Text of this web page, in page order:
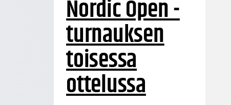
Nordic Open -
turnauksen
toisessa
ottelussa